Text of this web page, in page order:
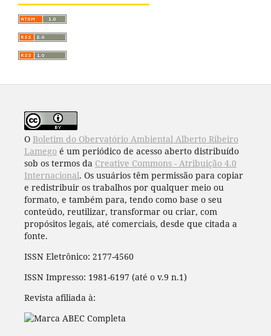
O Boletim do Obervatório Ambiental Alberto Ribeiro
Lamego é um periódico de acesso aberto distribuído
sob os termos da Creative Commons - Atribuição 4.0
Internacional. Os usuários têm permissão para copiar
e redistribuir os trabalhos por qualquer meio ou
formato, e também para, tendo como base o seu
conteúdo, reutilizar, transformar ou criar, com
propósitos legais, até comerciais, desde que citada a
fonte.
ISSN Eletrônico: 2177-4560
ISSN Impresso: 1981-6197 (até o v.9 n.1)
Revista afiliada à: